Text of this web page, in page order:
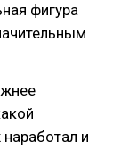
фигура
и